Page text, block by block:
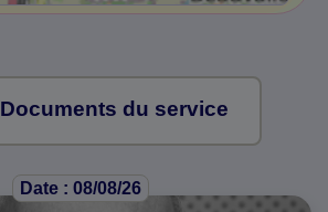
Documents du service
Date : 08/08/26